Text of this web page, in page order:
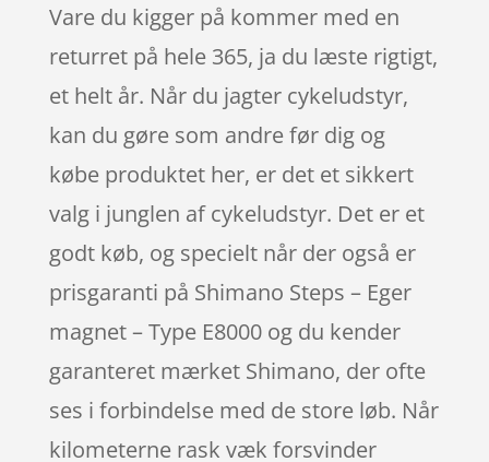
Vare du kigger på kommer med en
returret på hele 365, ja du læste rigtigt,
et helt år. Når du jagter cykeludstyr,
kan du gøre som andre før dig og
købe produktet her, er det et sikkert
valg i junglen af cykeludstyr. Det er et
godt køb, og specielt når der også er
prisgaranti på Shimano Steps – Eger
magnet – Type E8000 og du kender
garanteret mærket Shimano, der ofte
ses i forbindelse med de store løb. Når
kilometerne rask væk forsvinder